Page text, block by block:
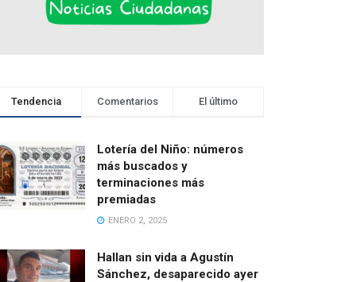
Tendencia Comentarios El último
Lotería del Niño: números
más buscados y
terminaciones más
premiadas
ENERO 2, 2025
Hallan sin vida a Agustín
Sánchez, desaparecido ayer